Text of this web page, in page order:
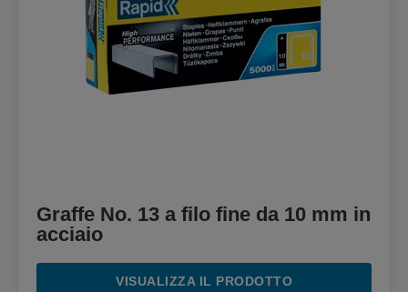
Graffe No. 13 a filo fine da 10 mm in
acciaio
VISUALIZZA IL PRODOTTO